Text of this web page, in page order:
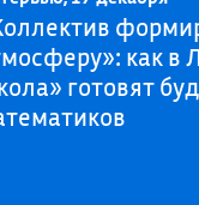
как в
готовят